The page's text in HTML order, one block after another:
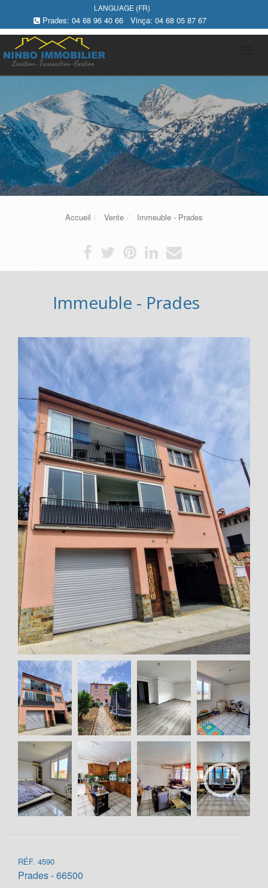
LANGUAGE (FR)
Prades: 04 68 96 40 66 Vinça: 04 68 05 87 67
Accueil Vente Immeuble - Prades
Immeuble - Prades
RÉF. 4590
Prades - 66500